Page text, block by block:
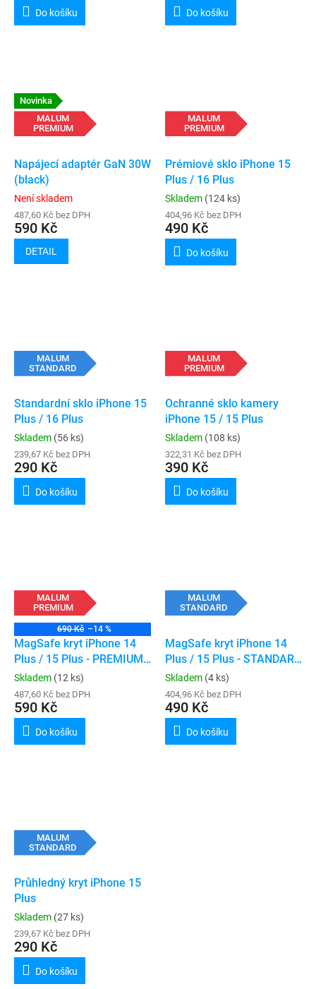
Do košíku Do košíku
Novinka
MALUM
PREMIUM
Napájecí adaptér GaN 30W
(black)
Není skladem
487,60 Kč bez DPH
590 Kč
DETAIL
MALUM
PREMIUM
Prémiové sklo iPhone 15
Plus / 16 Plus
Skladem (124 ks)
404,96 Kč bez DPH
490 Kč
Do košíku
MALUM
STANDARD
Standardní sklo iPhone 15
Plus / 16 Plus
Skladem (56 ks)
239,67 Kč bez DPH
290 Kč
Do košíku
MALUM
PREMIUM
Ochranné sklo kamery
iPhone 15 / 15 Plus
Skladem (108 ks)
322,31 Kč bez DPH
390 Kč
Do košíku
MALUM
PREMIUM
690 Kč –14 %
MagSafe kryt iPhone 14
Plus / 15 Plus - PREMIUM
(transparent)
Skladem (12 ks)
487,60 Kč bez DPH
590 Kč
Do košíku
MALUM
STANDARD
MagSafe kryt iPhone 14
Plus / 15 Plus - STANDARD
(transparent)
Skladem (4 ks)
404,96 Kč bez DPH
490 Kč
Do košíku
MALUM
STANDARD
Průhledný kryt iPhone 15
Plus
Skladem (27 ks)
239,67 Kč bez DPH
290 Kč
Do košíku